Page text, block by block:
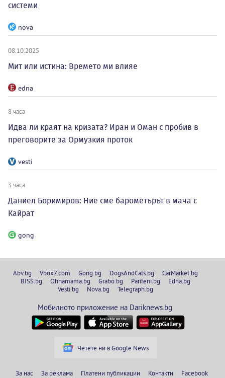
системи
nova
08.10.2025
Мит или истина: Времето ми влияе
edna
8 часа
Идва ли краят на кризата? Иран и Оман с пробив в
преговорите за Ормузкия проток
vesti
3 часа
Даниел Боримиров: Ние сме барометърът в мача с
Кайрат
gong
Abv.bg Vbox7.com Gong.bg DogsAndCats.bg
CarMarket.bg
BISS.bg
Ohnamama.bg Grabo.bg Pariteni.bg
Edna.bg
Vesti.bg
Nova.bg Telegraph.bg
Мобилното приложение на Dariknews.bg
Четете ни в Google News
За нас За реклама Платени публикации Контакти Facebook